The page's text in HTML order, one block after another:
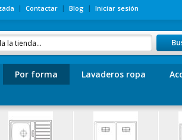
Contactar Blog Iniciar sesión
Por forma Lavaderos ropa